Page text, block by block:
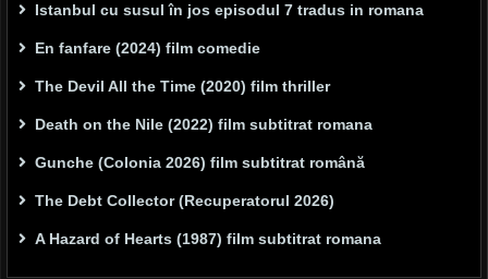
Istanbul cu susul în jos episodul 7 tradus in romana
En fanfare (2024) film comedie
The Devil All the Time (2020) film thriller
Death on the Nile (2022) film subtitrat romana
Gunche (Colonia 2026) film subtitrat română
The Debt Collector (Recuperatorul 2026)
A Hazard of Hearts (1987) film subtitrat romana